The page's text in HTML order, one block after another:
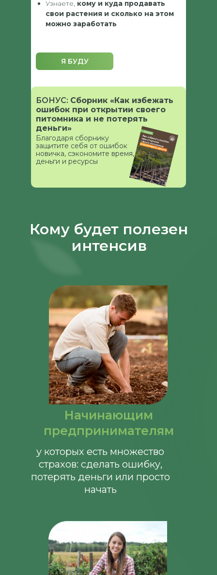
Узнаете, кому и куда продавать
свои растения и сколько на этом
можно заработать
БОНУС: Сборник «Как избежать
ошибок при открытии своего
питомника и не потерять
деньги»
Благодаря сборнику
защитите себя от ошибок
новичка, сэкономите время,
деньги и ресурсы
Я БУДУ
Кому будет полезен
интенсив
у которых есть множество
страхов: сделать ошибку,
потерять деньги или просто
начать
Начинающим
предпринимателям